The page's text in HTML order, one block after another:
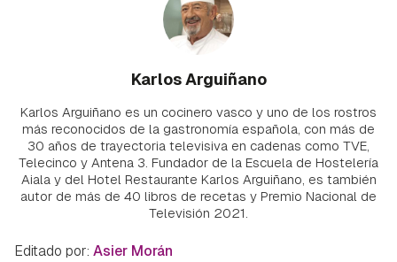
Karlos Arguiñano
Karlos Arguiñano es un cocinero vasco y uno de los rostros
más reconocidos de la gastronomía española, con más de
30 años de trayectoria televisiva en cadenas como TVE,
Telecinco y Antena 3. Fundador de la Escuela de Hostelería
Aiala y del Hotel Restaurante Karlos Arguiñano, es también
autor de más de 40 libros de recetas y Premio Nacional de
Televisión 2021.
Editado por: Asier Morán